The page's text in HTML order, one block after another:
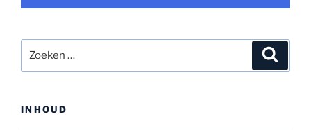
naar:
INHOUD